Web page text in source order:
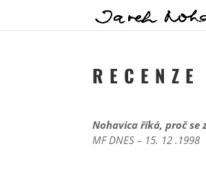
R E C E N Z
Nohavica říká, proč se
MF DNES – 15. 12 .1998